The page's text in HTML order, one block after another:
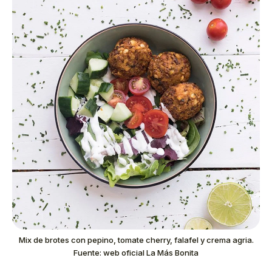
Mix de brotes con pepino, tomate cherry, falafel y crema agria.
Fuente: web oficial La Más Bonita